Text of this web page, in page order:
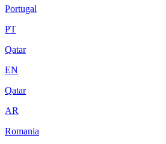
Portugal
PT
Qatar
EN
Qatar
AR
Romania